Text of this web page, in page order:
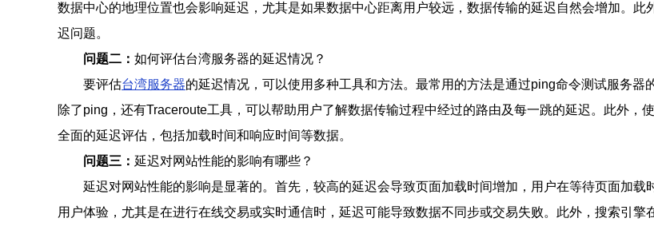
数据中心的地理位置也会影响延迟，尤其是如果数据中心距离用户较远，数据传输的延迟自然会增加。
迟问题。
问题二： 如何评估台湾服务器的延迟情况？
要评估台湾服务器的延迟情况，可以使用多种工具和方法。最常用的方法是通过ping命令测试服务器
除了ping，还有Traceroute工具，可以帮助用户了解数据传输过程中经过的路由及每一跳的延迟。此外，
全面的延迟评估，包括加载时间和响应时间等数据。
问题三： 延迟对网站性能的影响有哪些？
延迟对网站性能的影响是显著的。首先，较高的延迟会导致页面加载时间增加，用户在等待页面加
用户体验，尤其是在进行在线交易或实时通信时，延迟可能导致数据不同步或交易失败。此外，搜索引